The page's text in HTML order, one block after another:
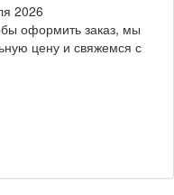
2026
оформить заказ, мы
цену и свяжемся с